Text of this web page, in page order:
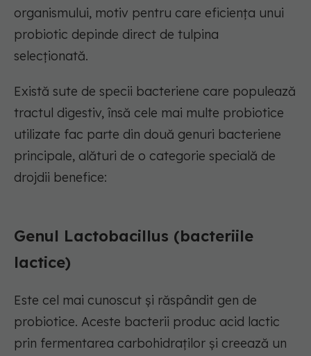
organismului, motiv pentru care eficiența unui
probiotic depinde direct de tulpina
selecționată.
Există sute de specii bacteriene care populează
tractul digestiv, însă cele mai multe probiotice
utilizate fac parte din două genuri bacteriene
principale, alături de o categorie specială de
drojdii benefice:
Genul Lactobacillus (bacteriile
lactice)
Este cel mai cunoscut și răspândit gen de
probiotice. Aceste bacterii produc acid lactic
prin fermentarea carbohidraților și creează un